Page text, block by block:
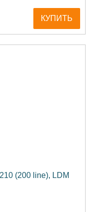
КУПИТЬ
(200 line), LDM